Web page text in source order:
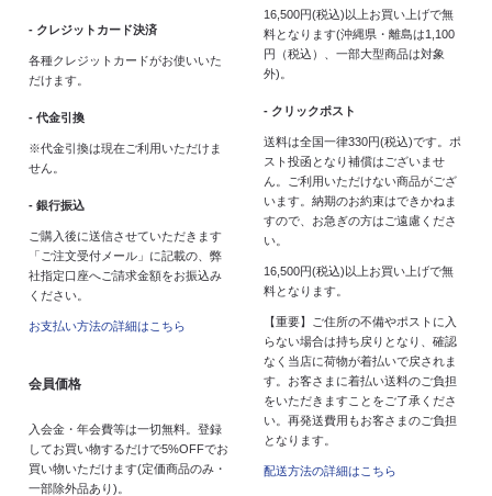
- クレジットカード決済
各種クレジットカードがお使いいた
だけます。
- 代金引換
※代金引換は現在ご利用いただけま
せん。
- 銀行振込
ご購入後に送信させていただきます
「ご注文受付メール」に記載の、弊
社指定口座へご請求金額をお振込み
ください。
お支払い方法の詳細はこちら
会員価格
入会金・年会費等は一切無料。登録
してお買い物するだけで5%OFFでお
買い物いただけます(定価商品のみ・
一部除外品あり)。
16,500円(税込)以上お買い上げで無
料となります(沖縄県・離島は1,100
円（税込）、一部大型商品は対象
外)。
- クリックポスト
送料は全国一律330円(税込)です。ポ
スト投函となり補償はございませ
ん。ご利用いただけない商品がござ
います。納期のお約束はできかねま
すので、お急ぎの方はご遠慮くださ
い。
16,500円(税込)以上お買い上げで無
料となります。
【重要】ご住所の不備やポストに入
らない場合は持ち戻りとなり、確認
なく当店に荷物が着払いで戻されま
す。お客さまに着払い送料のご負担
をいただきますことをご了承くださ
い。再発送費用もお客さまのご負担
となります。
配送方法の詳細はこちら